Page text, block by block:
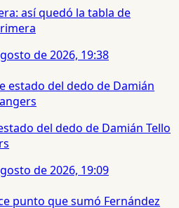
así quedó la tabla de
de 2026, 19:38
del dedo de Damián Tello
de 2026, 19:09